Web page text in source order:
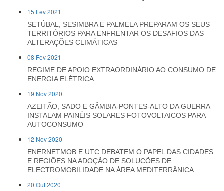
15 Fev 2021
SETÚBAL, SESIMBRA E PALMELA PREPARAM OS SEUS
TERRITÓRIOS PARA ENFRENTAR OS DESAFIOS DAS
ALTERAÇÕES CLIMÁTICAS
08 Fev 2021
REGIME DE APOIO EXTRAORDINÁRIO AO CONSUMO DE
ENERGIA ELÉTRICA
19 Nov 2020
AZEITÃO, SADO E GÂMBIA-PONTES-ALTO DA GUERRA
INSTALAM PAINÉIS SOLARES FOTOVOLTAICOS PARA
AUTOCONSUMO
12 Nov 2020
ENERNETMOB E UTC DEBATEM O PAPEL DAS CIDADES
E REGIÕES NA ADOÇÃO DE SOLUCÕES DE
ELECTROMOBILIDADE NA ÁREA MEDITERRÂNICA
20 Out 2020